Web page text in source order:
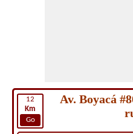
12
Km
Go
Av. Boyacá